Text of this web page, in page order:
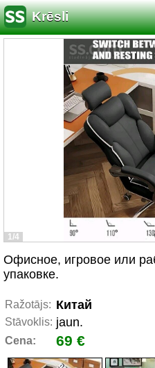
Krēsli
1/4
Офисное, игровое или
упаковке.
Ražotājs: Китай
Stāvoklis: jaun.
Cena: 69 €